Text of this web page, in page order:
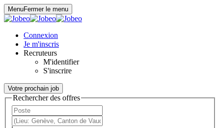
MenuFermer le menu
Connexion
Je m'inscris
Recruteurs
M'identifier
S'inscrire
Votre prochain job
Rechercher des offres
Panneau de gestion des cookies